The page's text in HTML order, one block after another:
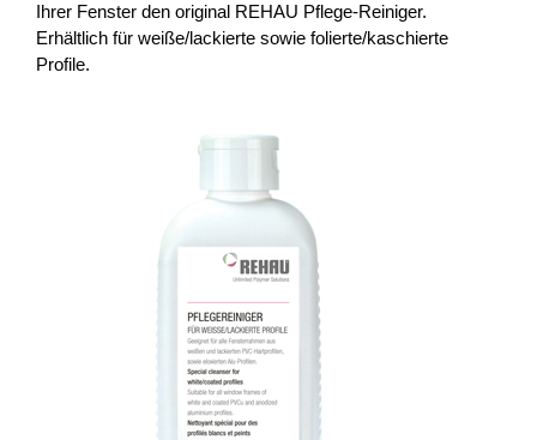
Ihrer Fenster den original REHAU Pflege-Reiniger.
Erhältlich für weiße/lackierte sowie folierte/kaschierte
Profile.